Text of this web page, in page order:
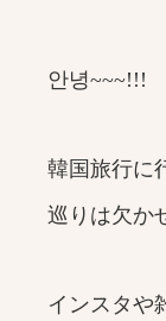
안녕~~~!!!
韓国旅行に
巡りは欠か
インスタや